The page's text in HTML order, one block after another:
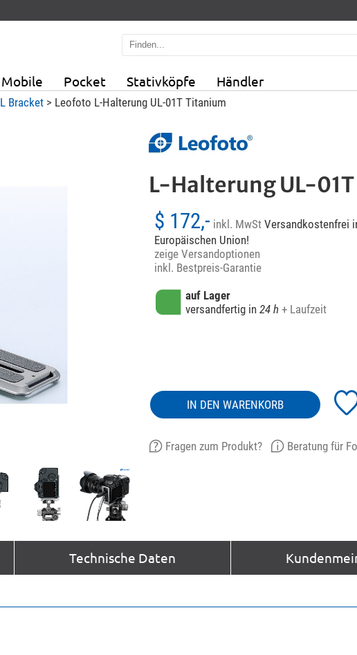
Mobile Pocket Stativköpfe Händler
L Bracket> Leofoto L-Halterung UL-01T Titanium
L-Halterung UL-
$ 172,- inkl. MwStVersandkostenfrei
Europäischen Union!
zeige Versandoptionen
inkl. Bestpreis-Garantie
auf Lager
versandfertig in 24 h + Laufzeit
IN DEN WARENKORB
Fragen zum Produkt? Beratung für
Technische Daten